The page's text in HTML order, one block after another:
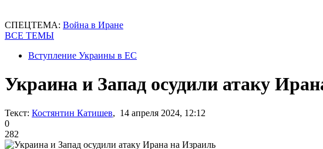
СПЕЦТЕМА: Война в Иране
ВСЕ ТЕМЫ
Вступление Украины в ЕС
Украина и Запад осудили атаку
Текст: Костянтин Катишев, 14 апреля 2024, 12:12
0
282